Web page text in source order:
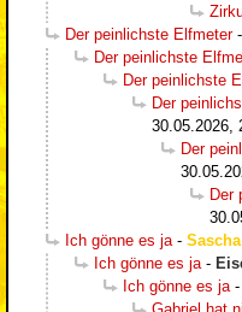
Der peinlichste Elfmeter-
Der peinlichste
Der peinlichste
Der
30.05.2026,
Der
Der
Ich gönne es ja - Sascha
Ich gönne es ja -
Ich gönne es ja -